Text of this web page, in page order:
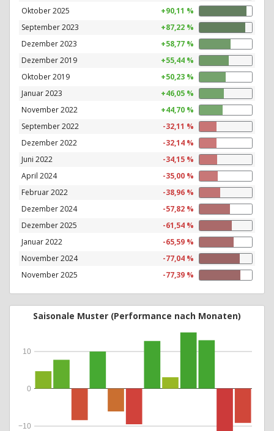
Oktober 2025
+90,11 %
September 2023
+87,22 %
Dezember 2023
+58,77 %
Dezember 2019
+55,44 %
Oktober 2019
+50,23 %
Januar 2023
+46,05 %
November 2022
+44,70 %
September 2022
-32,11 %
Dezember 2022
-32,14 %
Juni 2022
-34,15 %
April 2024
-35,00 %
Februar 2022
-38,96 %
Dezember 2024
-57,82 %
Dezember 2025
-61,54 %
Januar 2022
-65,59 %
November 2024
-77,04 %
November 2025
-77,39 %
Saisonale Muster (Performance nach Monaten)
−10
0
10